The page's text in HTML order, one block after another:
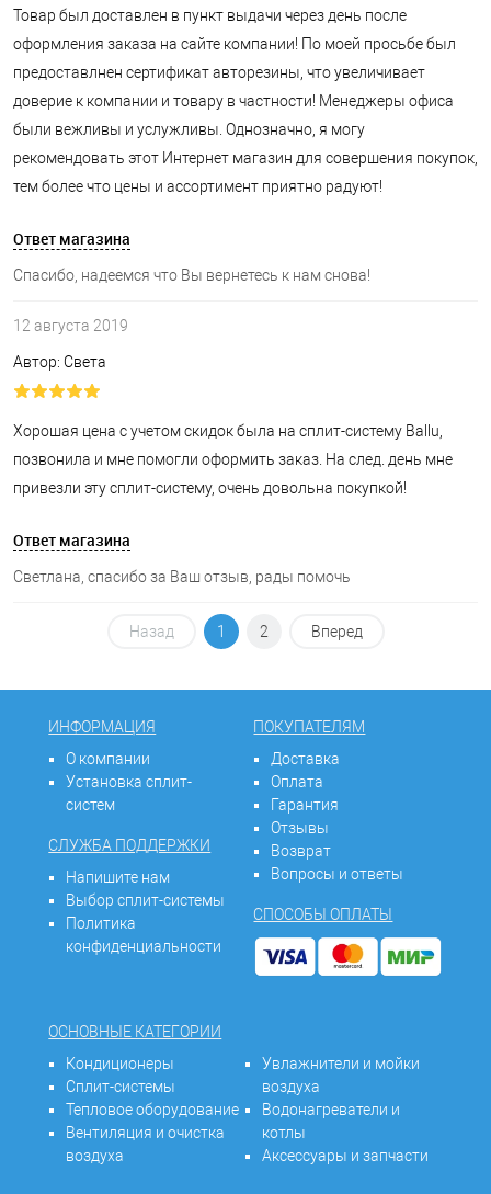
Товар был доставлен в пункт выдачи через день после
оформления заказа на сайте компании! По моей просьбе был
предоставлнен сертификат авторезины, что увеличивает
доверие к компании и товару в частности! Менеджеры офиса
были вежливы и услужливы. Однозначно, я могу
рекомендовать этот Интернет магазин для совершения покупок,
тем более что цены и ассортимент приятно радуют!
Ответ магазина
Спасибо, надеемся что Вы вернетесь к нам снова!
12 августа 2019
Автор: Света
Хорошая цена с учетом скидок была на сплит-систему Ballu,
позвонила и мне помогли оформить заказ. На след. день мне
привезли эту сплит-систему, очень довольна покупкой!
Ответ магазина
Светлана, спасибо за Ваш отзыв, рады помочь
Назад 1 2 Вперед
ИНФОРМАЦИЯ
О компании
Установка сплит-
систем
СЛУЖБА ПОДДЕРЖКИ
Напишите нам
Выбор сплит-системы
Политика
конфиденциальности
ПОКУПАТЕЛЯМ
Доставка
Оплата
Гарантия
Отзывы
Возврат
Вопросы и ответы
СПОСОБЫ ОПЛАТЫ
ОСНОВНЫЕ КАТЕГОРИИ
Кондиционеры
Сплит-системы
Тепловое оборудование
Вентиляция и очистка
воздуха
Увлажнители и мойки
воздуха
Водонагреватели и
котлы
Аксессуары и запчасти